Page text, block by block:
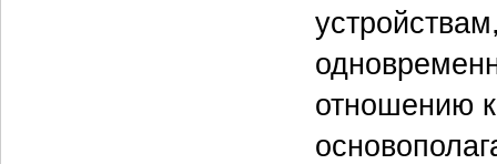
отношению